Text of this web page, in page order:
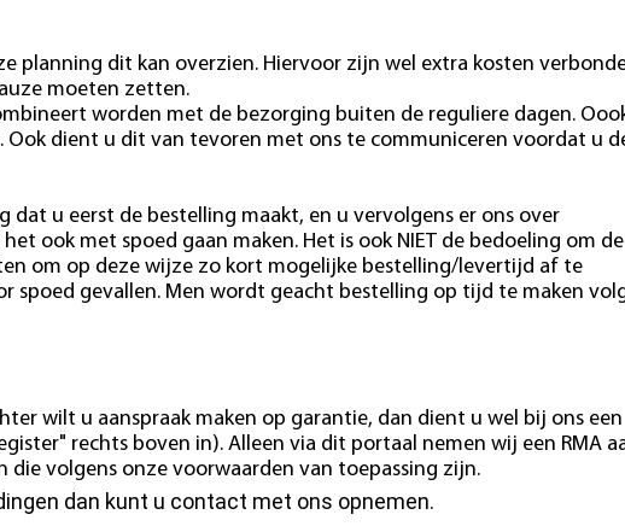
planning dit kan overzien. Hiervoor zijn wel extra kosten
moeten zetten.
worden met de bezorging buiten de reguliere dagen.
dient u dit van tevoren met ons te communiceren voordat u
dat u eerst de bestelling maakt, en u vervolgens er ons over
ook met spoed gaan maken. Het is ook NIET de bedoeling om de
om op deze wijze zo kort mogelijke bestelling/levertijd af te
spoed gevallen. Men wordt geacht bestelling op tijd te maken
wilt u aanspraak maken op garantie, dan dient u wel bij ons een
rechts boven in). Alleen via dit portaal nemen wij een RMA
volgens onze voorwaarden van toepassing zijn.
dan kunt u contact met ons opnemen.